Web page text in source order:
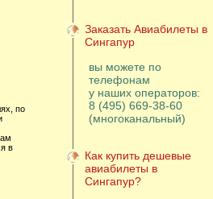
по
в
Заказать Авиабилеты в
Сингапур
вы можете по
телефонам
у наших операторов:
8 (495) 669-38-60
(многоканальный)
Как купить дешевые
авиабилеты в
Сингапур?